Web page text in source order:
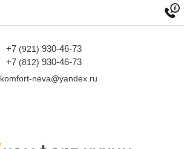
+7 (921) 930-46-73
+7 (812) 930-46-73
komfort-neva@yandex.ru
